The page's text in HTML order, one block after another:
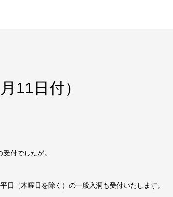
11日付）
付でしたが。
（木曜日を除く）の一般入洞も受付いたします。